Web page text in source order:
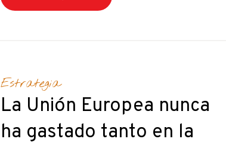
Estrategia
La Unión Europea nunca
ha gastado tanto en la